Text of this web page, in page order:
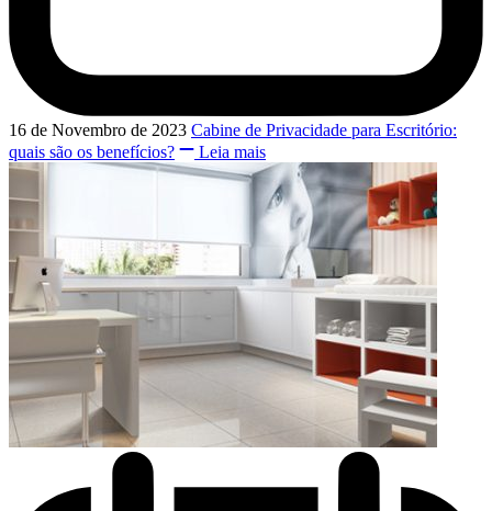
16 de Novembro de 2023 Cabine de Privacidade para Escritório:
quais são os benefícios?
Leia mais